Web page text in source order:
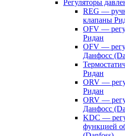
Регуляторы
REG —
клапаны
OFV —
Ридан
OFV —
Данфосс
Ридан
ORV —
Ридан
ORV —
Данфосс
KDC —
функцией